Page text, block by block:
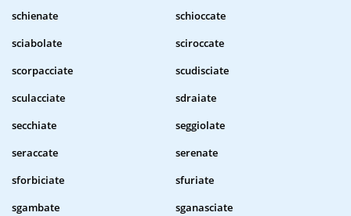
schienate
schioccate
sciabolate
sciroccate
scorpacciate
scudisciate
sculacciate
sdraiate
secchiate
seggiolate
seraccate
serenate
sforbiciate
sfuriate
sgambate
sganasciate